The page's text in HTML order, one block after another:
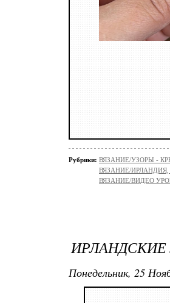
Рубрики: ВЯЗАНИЕ/УЗОРЫ -
ВЯЗАНИЕ/
ВЯЗАНИЕ/ВИДЕО
Понедельник, 25